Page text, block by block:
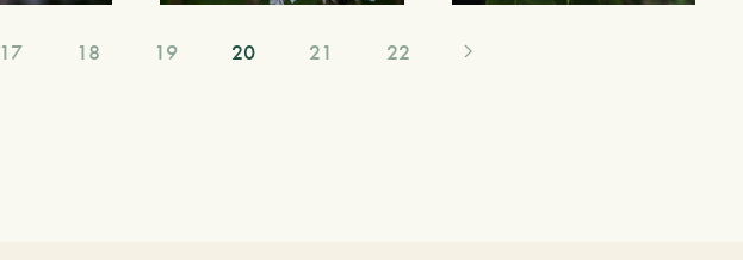
17 18 19 20 21 22